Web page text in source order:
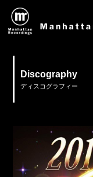
Discography
ディスコグラフィー